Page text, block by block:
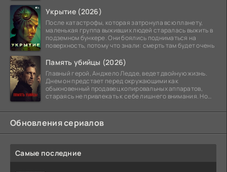
Укрытие (2026)
После катастрофы, которая затронула всю планету,
маленькая группа выживших людей старалась выжить в
подземном бункере. Они боялись подниматься на
поверхность, потому что знали: смерть там будет очень
Память убийцы (2026)
Главный герой, Анджело Ледде, ведет двойную жизнь.
Днем он предстает перед окружающими как
обыкновенный продавец копировальных аппаратов,
стараясь не привлекать к себе лишнего внимания. Но
Обновления сериалов
Самые последние